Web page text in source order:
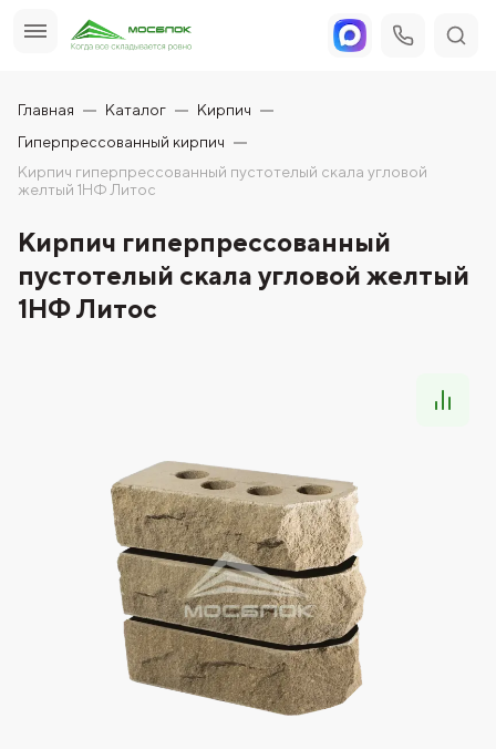
Главная Каталог
Кирпич
Гиперпрессованный кирпич
Кирпич гиперпрессованный пустотелый скала угловой
желтый 1НФ Литос
Кирпич гиперпрессованный
пустотелый скала угловой желтый
1НФ Литос